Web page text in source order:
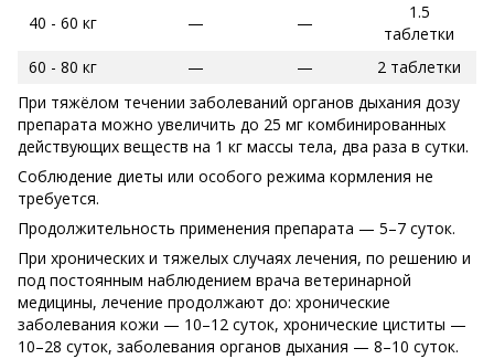
40 - 60 кг — —
1.5
таблетки
60 - 80 кг
— —
2 таблетки
При тяжёлом течении заболеваний органов дыхания дозу
препарата можно увеличить до 25 мг комбинированных
действующих веществ на 1 кг массы тела, два раза в сутки.
Соблюдение диеты или особого режима кормления не
требуется.
Продолжительность применения препарата — 5–7 суток.
При хронических и тяжелых случаях лечения, по решению и
под постоянным наблюдением врача ветеринарной
медицины, лечение продолжают до: хронические
заболевания кожи — 10–12 суток, хронические циститы —
10–28 суток, заболевания органов дыхания — 8–10 суток.